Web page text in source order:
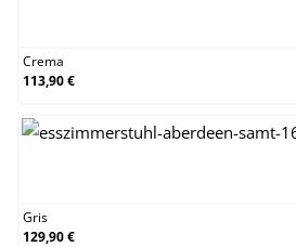
Crema
113,90 €
Gris
129,90 €